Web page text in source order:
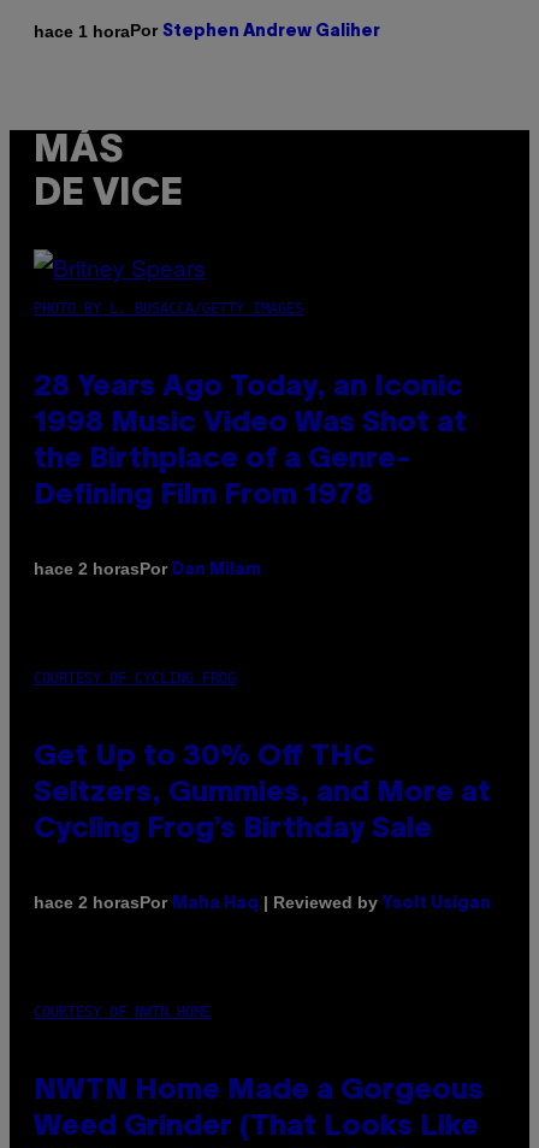
hace 1 horaPor Stephen Andrew Galiher
MÁS
DE VICE
PHOTO BY L. BUSACCA/GETTY IMAGES
28 Years Ago Today, an Iconic
1998 Music Video Was Shot at
the Birthplace of a Genre-
Defining Film From 1978
hace 2 horasPor Dan Milam
COURTESY OF CYCLING FROG
Get Up to 30% Off THC
Seltzers, Gummies, and More at
Cycling Frog’s Birthday Sale
hace 2 horasPor Maha Haq | Reviewed by Ysolt Usigan
COURTESY OF NWTN HOME
NWTN Home Made a Gorgeous
Weed Grinder (That Looks Like